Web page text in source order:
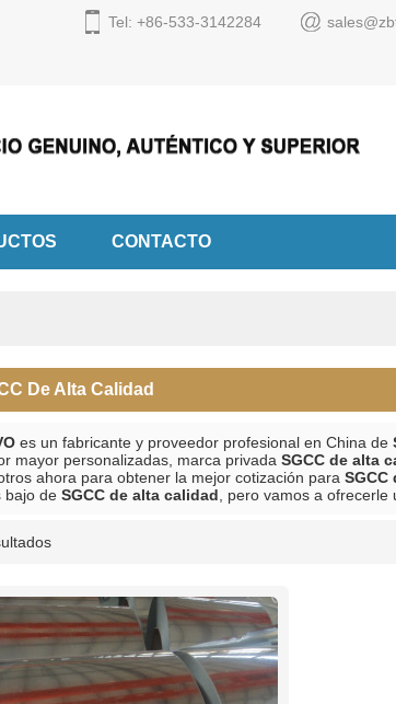
Tel: +86-533-3142284
CONTACTO
De Alta Calidad
es un fabricante y proveedor profesional en China de
mayor personalizadas, marca privada SGCC de alta
ahora para obtener la mejor cotización para SGCC
bajo de SGCC de alta calidad , pero vamos a ofrecerle